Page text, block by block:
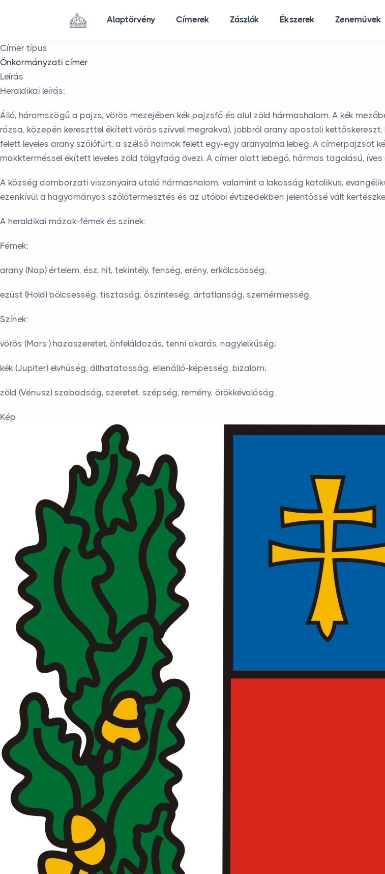
Alaptörvény
Címerek Zászlók Ékszerek Zeneművek
Címer típus
Önkormányzati címer
Leírás
Heraldikai leírás:
Álló, háromszögű a pajzs, vörös mezejében kék pajzsfő és alul zöld hármashalom. A kék
rózsa, közepén kereszttel ékített vörös szívvel megrakva), jobbról arany apostoli
felett leveles arany szőlőfürt, a szélső halmok felett egy-egy aranyalma lebeg. A címerpajzsot
makkterméssel ékített leveles zöld tölgyfaág övezi. A címer alatt lebegő, hármas tagolású, íves
A község domborzati viszonyaira utaló hármashalom, valamint a lakosság katolikus,
ezenkívül a hagyományos szőlőtermesztés és az utóbbi évtizedekben jelentőssé vált
A heraldikai mázak-fémek és színek:
Fémek:
arany (Nap) értelem, ész, hit, tekintély, fenség, erény, erkölcsösség;
ezüst (Hold) bölcsesség, tisztaság, őszinteség, ártatlanság, szemérmesség.
Színek:
vörös (Mars ) hazaszeretet, önfeláldozás, tenni akarás, nagylelkűség;
kék (Jupiter) elvhűség, állhatatosság, ellenálló-képesség, bizalom;
zöld (Vénusz) szabadság, szeretet, szépség, remény, örökkévalóság.
Kép